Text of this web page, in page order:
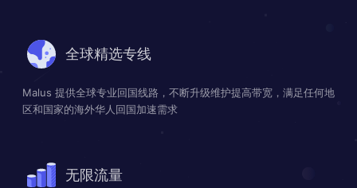
全球精选专线
Malus 提供全球专业回国线路，不断升级维护提高带宽，满足任何地
区和国家的海外华人回国加速需求
无限流量